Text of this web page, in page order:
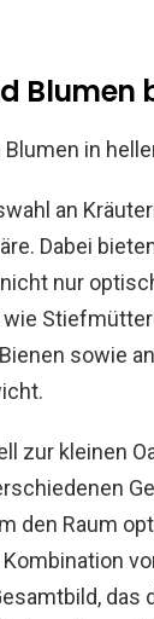
Blumen
an
Dabei
nur
sowie
zur kleinen
den Raum
das